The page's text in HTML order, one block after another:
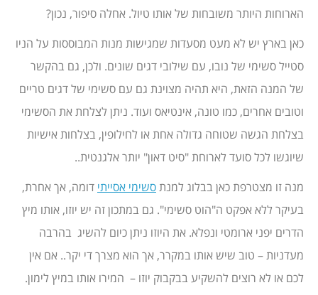
הארוחות היותר משובחות של אותו טיול. אחלה סיפור, נכון?
כאן בארץ יש לא מעט מסעדות שמגישות מנות המבוססות על הניו
סטייל סשימי של נובו, עם שילובי דגים שונים. ולכן, גם בהקשר
של המנה הזאת, היא תהיה מצוינת גם עם סשימי של דגים טריים
וטובים אחרים, כמו טונה, אינטיאס ועוד. ניתן לצלחת את הסשימי
בצלחת הגשה שטוחה גדולה אחת או לחילופין, בצלחות אישיות
שיוגשו לכל סועד לארוחת "סיט דאון" יותר אלגנטית..
מנה זו מצטרפת כאן בבלוג למנתסשימי אסייתי דומה, אך אחרת,
בעיקר ללא אפקט ה"הוט סשימי". גם במתכון זה יש יוזו, אותו מיץ
הדרים יפני ארומטי ונפלא. את היוזו ניתן כיום להשיג בהרבה
מעדניות – טוב שיש אותו במקרר, אך הוא מצרך די יקר.. אם אין
לכם או לא רוצים להשקיע בבקבוק יוזו – המירו אותו במיץ לימון.